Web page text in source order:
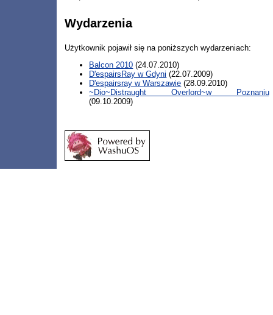
Wydarzenia
Użytkownik pojawił się na poniższych wydarzeniach:
Balcon 2010 (24.07.2010)
D'espairsRay w Gdyni (22.07.2009)
D'espairsray w Warszawie (28.09.2010)
~Dio~Distraught Overlord~w Poznaniu
(09.10.2009)